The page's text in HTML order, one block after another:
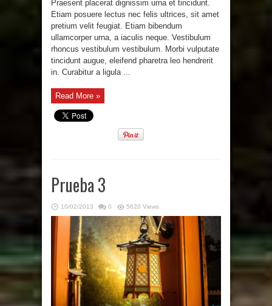
Praesent placerat dignissim urna et tincidunt.
Etiam posuere lectus nec felis ultrices, sit amet
pretium velit feugiat. Etiam bibendum
ullamcorper urna, a iaculis neque. Vestibulum
rhoncus vestibulum vestibulum. Morbi vulputate
tincidunt augue, eleifend pharetra leo hendrerit
in. Curabitur a ligula ...
Read More »
Prueba 3
10/02/2013 0 5620 Views